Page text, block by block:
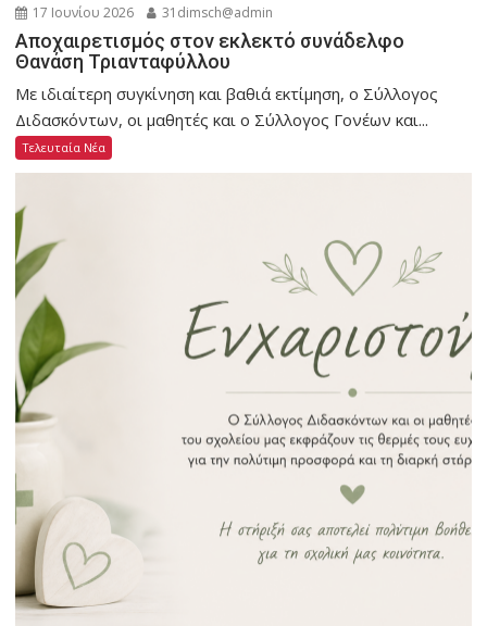
17 Ιουνίου 2026 31dimsch@admin
Αποχαιρετισμός στον εκλεκτό συνάδελφο
Θανάση Τριανταφύλλου
Με ιδιαίτερη συγκίνηση και βαθιά εκτίμηση, ο Σύλλογος
Διδασκόντων, οι μαθητές και ο Σύλλογος Γονέων και...
Τελευταία Νέα